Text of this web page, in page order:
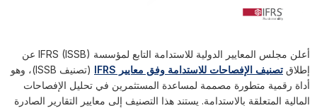
أعلن مجلس المعايير الدولية للاستدامة التابع لمؤسسة IFRS (ISSB) عن
إطلاق تصنيف الإفصاحات للاستدامة وفق معايير IFRS
(تصنيف ISSB)، وهو
أداة رقمية متطورة مصممة لمساعدة المستثمرين في تحليل الإفصاحات
المالية المتعلقة بالاستدامة. يستند هذا التصنيف إلى معايير التقارير الصادرة